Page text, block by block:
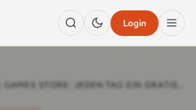
Login
STORE: JEDEN TAG EIN GRATIS-